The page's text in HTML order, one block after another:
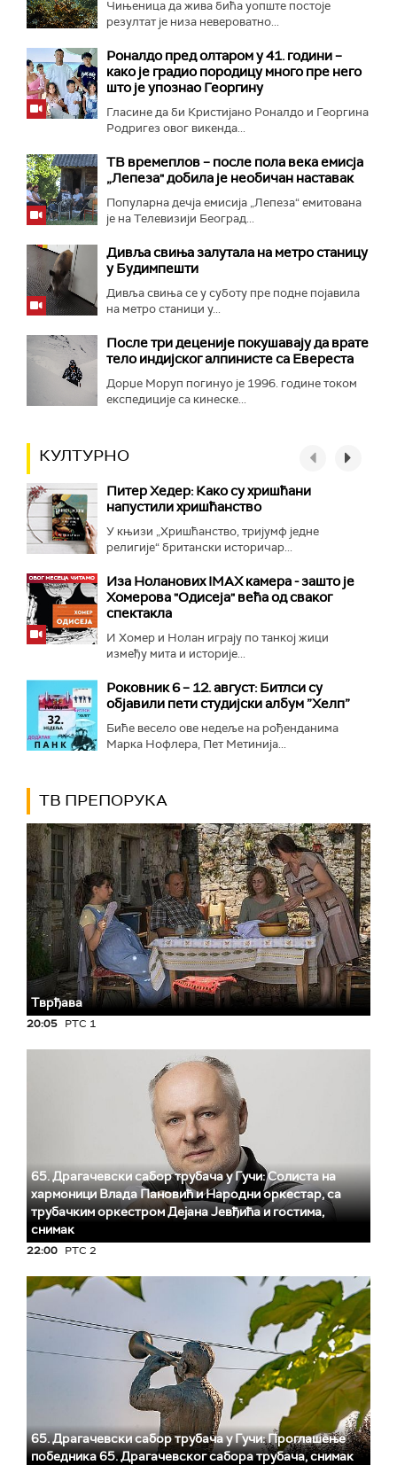
Чињеница да жива бића уопште постоје
резултат је низа невероватно...
Роналдо пред олтаром у 41. години –
како је градио породицу много пре него
што је упознао Георгину
Гласине да би Кристијано Роналдо и Георгина
Родригез овог викенда...
ТВ времеплов – после пола века емисја
„Лепеза" добила је необичан наставак
Популарна дечја емисија „Лепеза“ емитована
је на Телевизији Београд...
Дивља свиња залутала на метро станицу
у Будимпешти
Дивља свиња се у суботу пре подне појавила
на метро станици у...
После три деценије покушавају да врате
тело индијског алпинисте са Евереста
Дорџе Моруп погинуо је 1996. године током
експедиције са кинеске...
КУЛТУРНО
Питер Хедер: Како су хришћани
напустили хришћанство
У књизи „Хришћанство, тријумф једне
религије“ британски историчар...
Иза Ноланових IMAX камера - зашто је
Хомерова "Одисеја" већа од сваког
спектакла
И Хомер и Нолан играју по танкој жици
између мита и историје...
Роковник 6 – 12. август: Битлси су
објавили пети студијски албум ”Хелп”
Биће весело ове недеље на рођенданима
Марка Нофлера, Пет Метинија...
ТВ ПРЕПОРУКА
Тврђава
20:05 РТС 1
65. Драгачевски сабор трубача у Гучи: Солиста на
хармоници Влада Пановић и Народни оркестар, са
трубачким оркестром Дејана Јевђића и гостима,
снимак
22:00 РТС 2
65. Драгачевски сабор трубача у Гучи: Проглашење
победника 65. Драгачевског сабора трубача, снимак